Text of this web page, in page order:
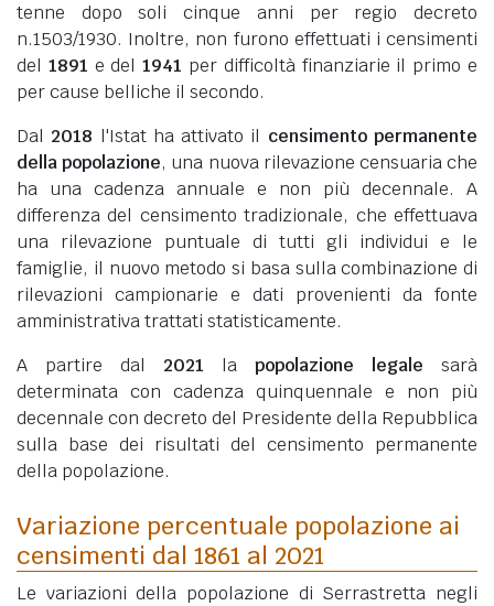
tenne dopo soli cinque anni per regio decreto
n.1503/1930. Inoltre, non furono effettuati i censimenti
del 1891 e del1941 per difficoltà finanziarie il primo e
per cause belliche il secondo.
Dal 2018 l'Istat ha attivato il censimento permanente
della popolazione, una nuova rilevazione censuaria che
ha una cadenza annuale e non più decennale. A
differenza del censimento tradizionale, che effettuava
una rilevazione puntuale di tutti gli individui e le
famiglie, il nuovo metodo si basa sulla combinazione di
rilevazioni campionarie e dati provenienti da fonte
amministrativa trattati statisticamente.
A partire dal 2021 la popolazione legale sarà
determinata con cadenza quinquennale e non più
decennale con decreto del Presidente della Repubblica
sulla base dei risultati del censimento permanente
della popolazione.
Variazione percentuale popolazione ai
censimenti dal 1861 al 2021
Le variazioni della popolazione di Serrastretta negli